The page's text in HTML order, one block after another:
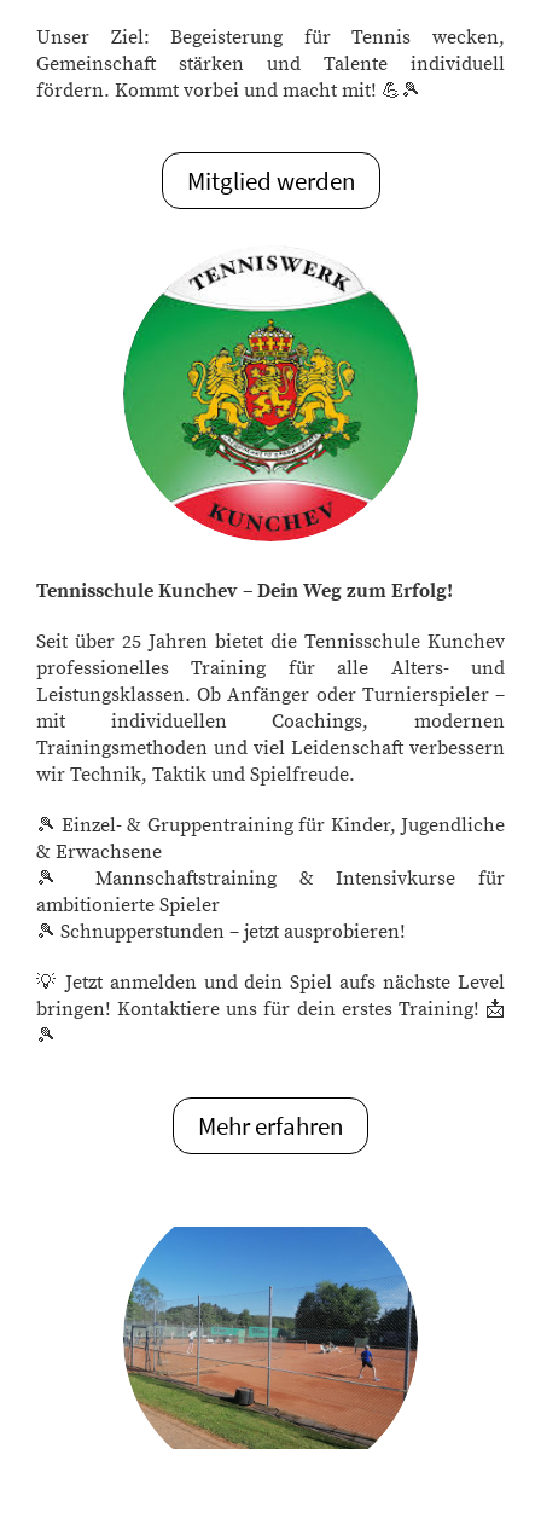
Unser Ziel: Begeisterung für Tennis wecken,
Gemeinschaft stärken und Talente individuell
fördern. Kommt vorbei und macht mit! 💪🎾
Mitglied werden
Tennisschule Kunchev – Dein Weg zum Erfolg!
Seit über 25 Jahren bietet die Tennisschule Kunchev
professionelles Training für alle Alters- und
Leistungsklassen. Ob Anfänger oder Turnierspieler –
mit individuellen Coachings, modernen
Trainingsmethoden und viel Leidenschaft verbessern
wir Technik, Taktik und Spielfreude.
🎾 Einzel- & Gruppentraining für Kinder, Jugendliche
& Erwachsene
🎾 Mannschaftstraining & Intensivkurse für
ambitionierte Spieler
🎾 Schnupperstunden – jetzt ausprobieren!
💡 Jetzt anmelden und dein Spiel aufs nächste Level
bringen! Kontaktiere uns für dein erstes Training! 📩
🎾
Mehr erfahren